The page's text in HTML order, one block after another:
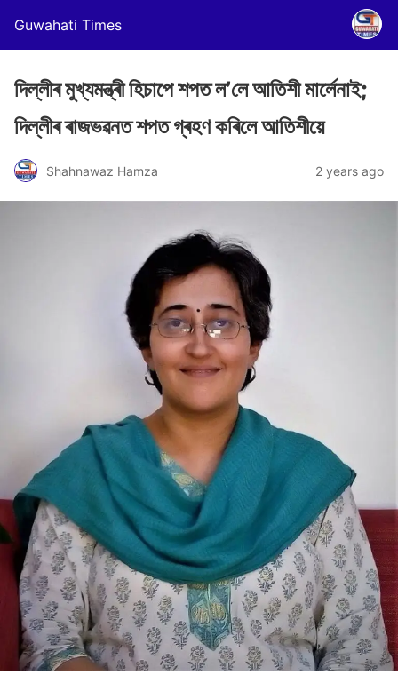
Guwahati Times
দিল্লীৰ মুখ্যমন্ত্ৰী হিচাপে শপত ল’লে আতিশী মাৰ্লেনাই;
দিল্লীৰ ৰাজভৱনত শপত গ্ৰহণ কৰিলে আতিশীয়ে
Shahnawaz Hamza 2 years ago